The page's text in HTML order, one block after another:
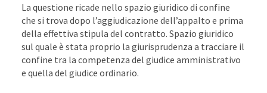
La questione ricade nello spazio giuridico di confine
che si trova dopo l’aggiudicazione dell’appalto e prima
della effettiva stipula del contratto. Spazio giuridico
sul quale è stata proprio la giurisprudenza a tracciare il
confine tra la competenza del giudice amministrativo
e quella del giudice ordinario.